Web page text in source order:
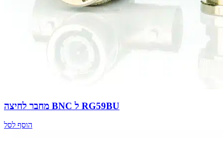
מחבר לחיצה BNC ל RG59BU
הוסף לסל